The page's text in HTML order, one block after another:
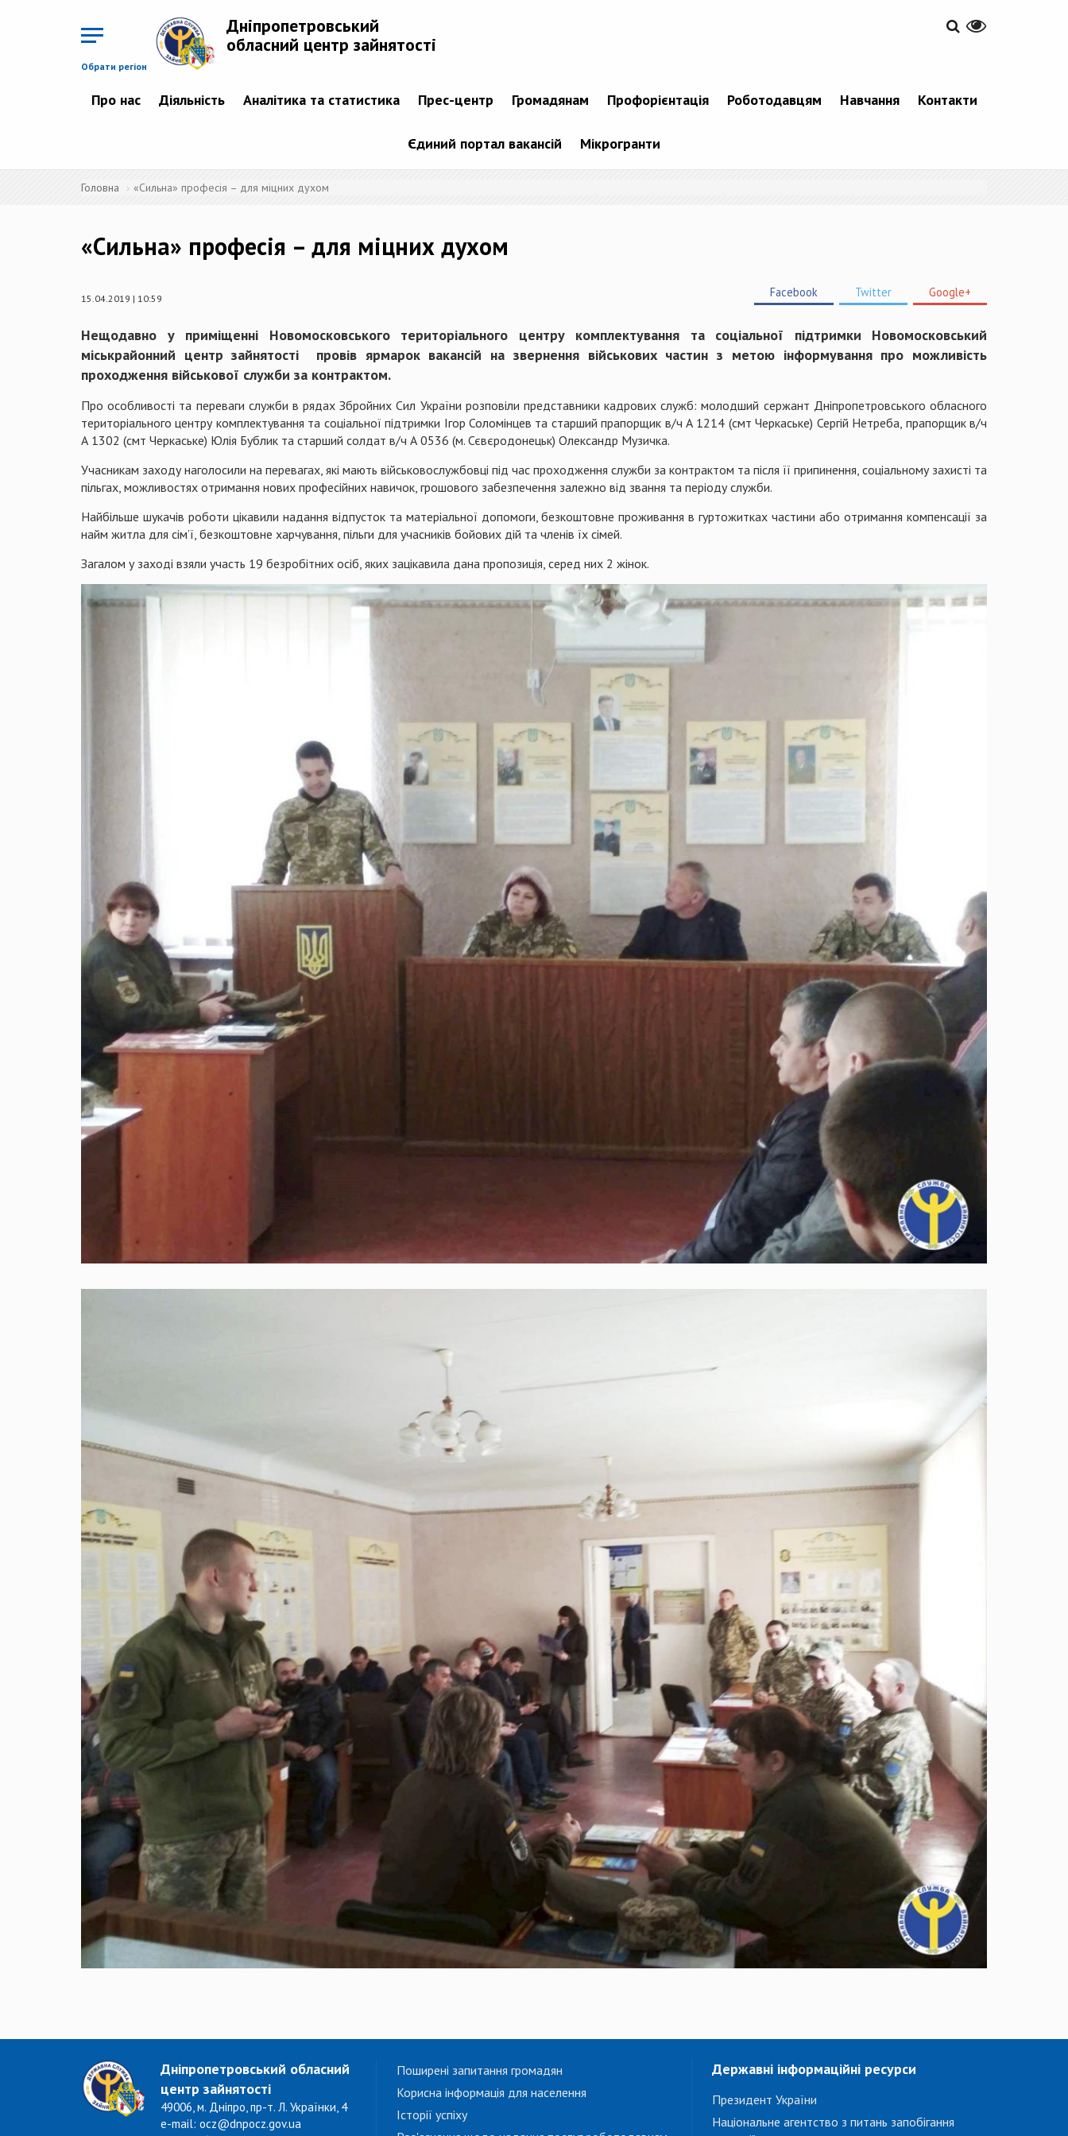
Обрати регіон
Дніпропетровський
обласний центр зайнятості
Про нас Діяльність Аналітика та статистика Прес-центр Громадянам Профорієнтація Роботодавцям Навчання Контакти
Єдиний портал вакансій Мікрогранти
Головна «Сильна» професія – для міцних духом
«Сильна» професія – для міцних духом
15.04.2019 | 10:59 Facebook Twitter Google+
Нещодавно у приміщенні Новомосковського територіального центру комплектування та соціальної підтримки Новомосковський
міськрайонний центр зайнятості провів ярмарок вакансій на звернення військових частин з метою інформування про можливість
проходження військової служби за контрактом.
Про особливості та переваги служби в рядах Збройних Сил України розповіли представники кадрових служб: молодший сержант Дніпропетровського обласного
територіального центру комплектування та соціальної підтримки Ігор Соломінцев та старший прапорщик в/ч А 1214 (смт Черкаське) Сергій Нетреба, прапорщик в/ч
А 1302 (смт Черкаське) Юлія Бублик та старший солдат в/ч А 0536 (м. Сєвєродонецьк) Олександр Музичка.
Учасникам заходу наголосили на перевагах, які мають військовослужбовці під час проходження служби за контрактом та після її припинення, соціальному захисті та
пільгах, можливостях отримання нових професійних навичок, грошового забезпечення залежно від звання та періоду служби.
Найбільше шукачів роботи цікавили надання відпусток та матеріальної допомоги, безкоштовне проживання в гуртожитках частини або отримання компенсації за
найм житла для сім’ї, безкоштовне харчування, пільги для учасників бойових дій та членів їх сімей.
Загалом у заході взяли участь 19 безробітних осіб, яких зацікавила дана пропозиція, серед них 2 жінок.
Дніпропетровський обласний
центр зайнятості
49006, м. Дніпро, пр-т. Л. Українки, 4
e-mail: ocz@dnpocz.gov.ua
Поширені запитання громадян
Корисна інформація для населення
Історії успіху
Державні інформаційні ресурси
Президент України
Національне агентство з питань запобігання